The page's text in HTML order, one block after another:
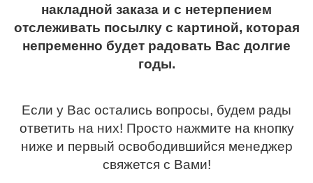
накладной заказа и с нетерпением
отслеживать посылку с картиной, которая
непременно будет радовать Вас долгие
годы.
Если у Вас остались вопросы, будем рады
ответить на них! Просто нажмите на кнопку
ниже и первый освободившийся менеджер
свяжется с Вами!